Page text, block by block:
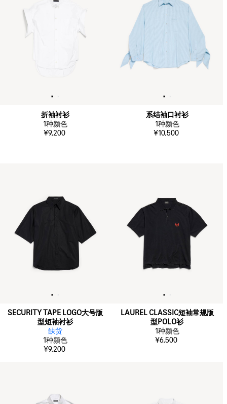
折袖衬衫
1种颜色
¥9,200
系结袖口衬衫
1种颜色
¥10,500
SECURITY TAPE LOGO大号版
型短袖衬衫
缺货
1种颜色
¥9,200
LAUREL CLASSIC短袖常规版
型POLO衫
1种颜色
¥6,500